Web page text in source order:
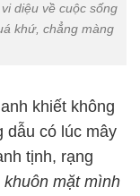
diệu về cuộc sống
khứ, chẳng màng
khiết không
dẫu có lúc mây
tịnh, rạng
khuôn mặt mình